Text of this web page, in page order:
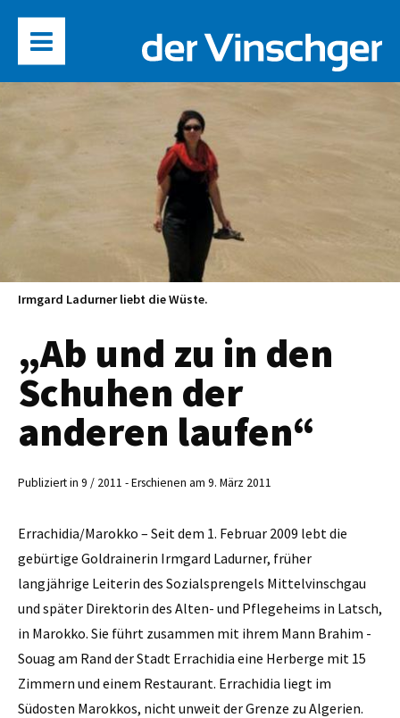
Irmgard Ladurner liebt die Wüste.
„Ab und zu in den
Schuhen der
anderen laufen“
Publiziert in 9 / 2011 - Erschienen am 9. März 2011
Errachidia/Marokko – Seit dem 1. Februar 2009 lebt die
gebürtige ­Goldrainerin Irmgard Ladurner, früher
langjährige Leiterin des Sozialsprengels Mittelvinschgau
und später Direktorin des Alten- und Pflegeheims in Latsch,
in Marokko. Sie führt zusammen mit ihrem Mann ­Brahim ­
Souag am Rand der Stadt Errachidia eine Herberge mit 15
Zimmern und einem Restaurant. Errachidia liegt im
Südosten Marokkos, nicht unweit der Grenze zu ­Algerien.